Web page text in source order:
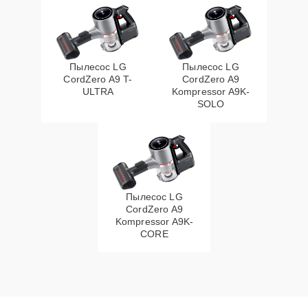
Пылесос LG
CordZero A9 T-
ULTRA
Пылесос LG
CordZero A9
Kompressor A9K-
SOLO
Пылесос LG
CordZero A9
Kompressor A9K-
CORE